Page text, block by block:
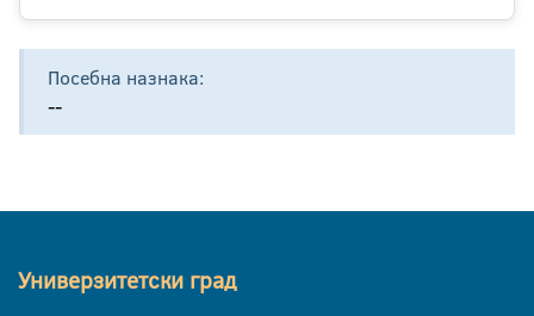
Посебна назнака:
--
Универзитетски град